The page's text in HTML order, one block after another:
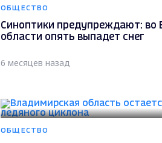
ОБЩЕСТВО
Синоптики предупреждают: во
области опять выпадет снег
6 месяцев назад
ОБЩЕСТВО